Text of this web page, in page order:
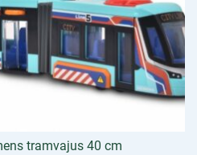
tramvajus 40 cm